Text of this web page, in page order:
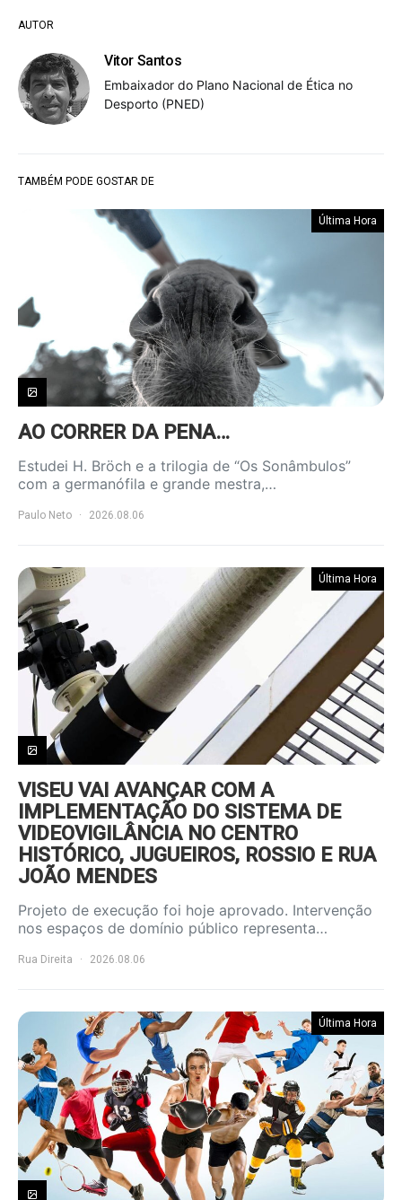
AUTOR
Vitor Santos
Embaixador do Plano Nacional de Ética no
Desporto (PNED)
TAMBÉM PODE GOSTAR DE
Última Hora
AO CORRER DA PENA…
Estudei H. Bröch e a trilogia de “Os Sonâmbulos”
com a germanófila e grande mestra,…
Paulo Neto 2026.08.06
Última Hora
VISEU VAI AVANÇAR COM A
IMPLEMENTAÇÃO DO SISTEMA DE
VIDEOVIGILÂNCIA NO CENTRO
HISTÓRICO, JUGUEIROS, ROSSIO E RUA
JOÃO MENDES
Projeto de execução foi hoje aprovado. Intervenção
nos espaços de domínio público representa…
Rua Direita 2026.08.06
Última Hora